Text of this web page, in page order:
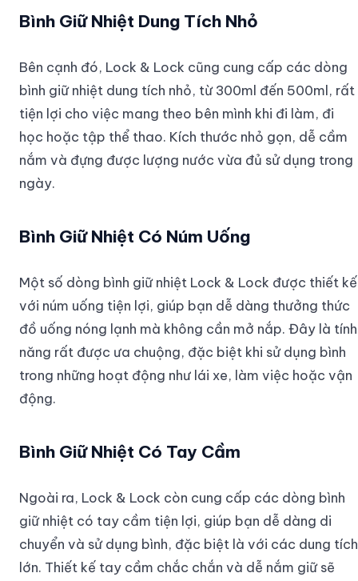
Bình Giữ Nhiệt Dung Tích Nhỏ
Bên cạnh đó, Lock & Lock cũng cung cấp các dòng
bình giữ nhiệt dung tích nhỏ, từ 300ml đến 500ml, rất
tiện lợi cho việc mang theo bên mình khi đi làm, đi
học hoặc tập thể thao. Kích thước nhỏ gọn, dễ cầm
nắm và đựng được lượng nước vừa đủ sử dụng trong
ngày.
Bình Giữ Nhiệt Có Núm Uống
Một số dòng bình giữ nhiệt Lock & Lock được thiết kế
với núm uống tiện lợi, giúp bạn dễ dàng thưởng thức
đồ uống nóng lạnh mà không cần mở nắp. Đây là tính
năng rất được ưa chuộng, đặc biệt khi sử dụng bình
trong những hoạt động như lái xe, làm việc hoặc vận
động.
Bình Giữ Nhiệt Có Tay Cầm
Ngoài ra, Lock & Lock còn cung cấp các dòng bình
giữ nhiệt có tay cầm tiện lợi, giúp bạn dễ dàng di
chuyển và sử dụng bình, đặc biệt là với các dung tích
lớn. Thiết kế tay cầm chắc chắn và dễ nắm giữ sẽ